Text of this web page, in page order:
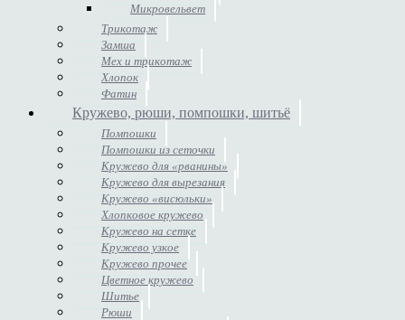
Микровельвет
Трикотаж
Замша
Мех и трикотаж
Хлопок
Фатин
Кружево, рюши, помпошки, шитьё
Помпошки
Помпошки из сеточки
Кружево для «рванины»
Кружево для вырезания
Кружево «висюльки»
Хлопковое кружево
Кружево на сетке
Кружево узкое
Кружево прочее
Цветное кружево
Шитье
Рюши